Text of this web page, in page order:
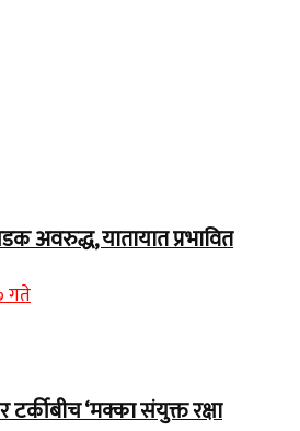
अवरुद्ध, यातायात प्रभावित
गते
‘मक्का संयुक्त रक्षा